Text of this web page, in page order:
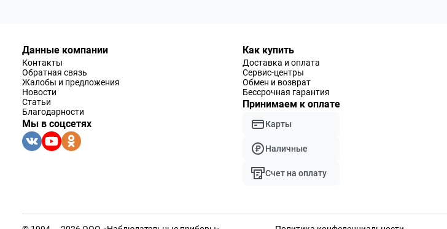
Данные компании
Контакты
Обратная связь
Жалобы и предложения
Новости
Статьи
Благодарности
Мы в соцсетях
Как купить
Доставка и оплата
Сервис-центры
Обмен и возврат
Бессрочная гарантия
Принимаем к оплате
Карты
Наличные
Счет на оплату